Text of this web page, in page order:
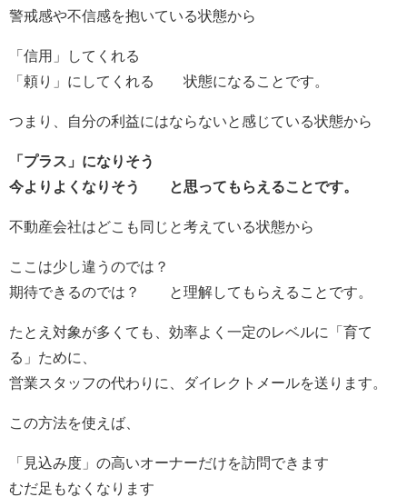
警戒感や不信感を抱いている状態から
「信用」してくれる
「頼り」にしてくれる 状態になることです。
つまり、自分の利益にはならないと感じている状態から
「プラス」になりそう
今よりよくなりそう と思ってもらえることです。
不動産会社はどこも同じと考えている状態から
ここは少し違うのでは？
期待できるのでは？ と理解してもらえることです。
たとえ対象が多くても、効率よく一定のレベルに「育て
る」ために、
営業スタッフの代わりに、ダイレクトメールを送ります。
この方法を使えば、
「見込み度」の高いオーナーだけを訪問できます
むだ足もなくなります